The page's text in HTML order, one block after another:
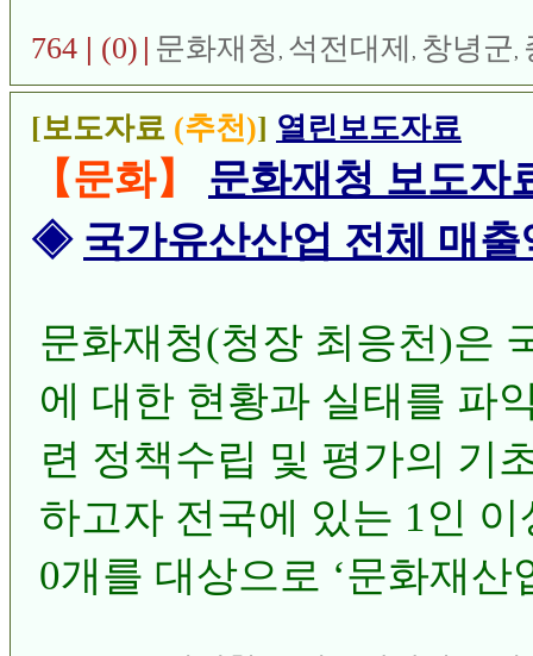
764 | (0) | 문화재청 , 석전대제 , 창녕군,
[보도자료 (추천)] 열린보도자료
【문화】
문화재청 보도자
◈ 국가유산산업 전체 매출액
문화재청(청장 최응천)은
에 대한 현황과 실태를 파
련 정책수립 및 평가의 기
하고자 전국에 있는 1인 이
0개를 대상으로 ‘문화재산